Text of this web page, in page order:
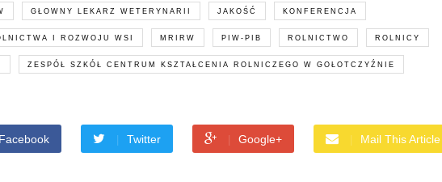
GŁOWNY LEKARZ WETERYNARII JAKOŚĆ KONFERENCJA
I ROZWOJU WSI MRIRW PIW-PIB ROLNICTWO ROLNICY
ZESPÓŁ SZKÓŁ CENTRUM KSZTAŁCENIA ROLNICZEGO W GOŁOTCZYŹNIE
Facebook Twitter Google+ Mail This Article